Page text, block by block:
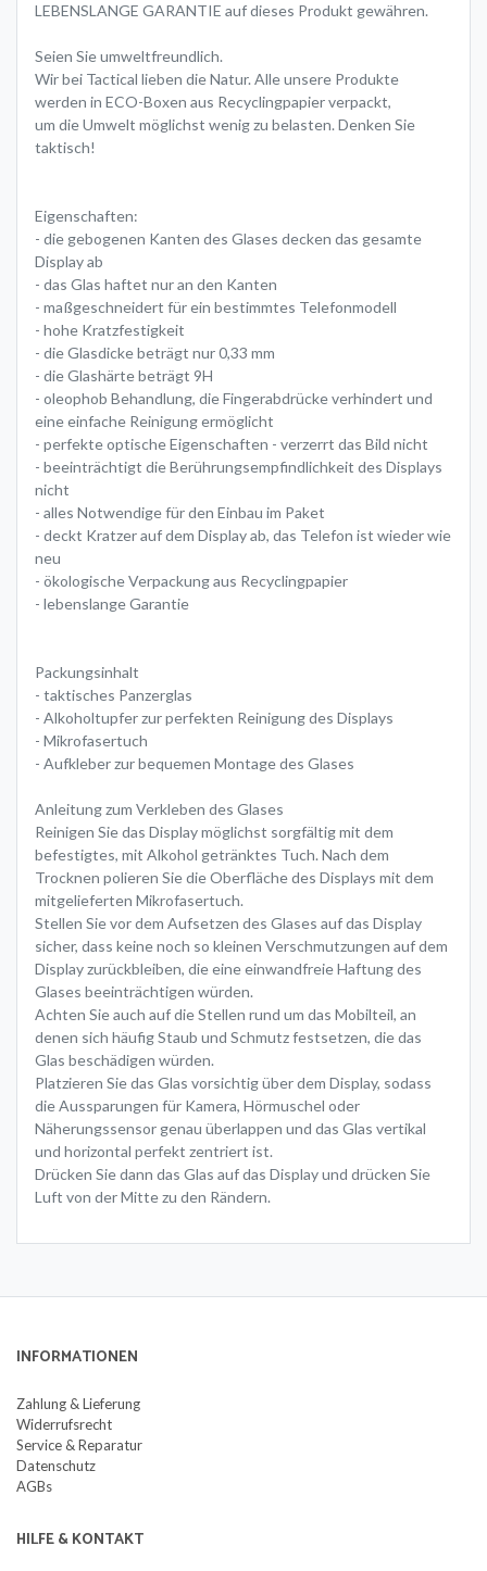
LEBENSLANGE GARANTIE auf dieses Produkt gewähren.
Seien Sie umweltfreundlich.
Wir bei Tactical lieben die Natur. Alle unsere Produkte
werden in ECO-Boxen aus Recyclingpapier verpackt,
um die Umwelt möglichst wenig zu belasten. Denken Sie
taktisch!
Eigenschaften:
- die gebogenen Kanten des Glases decken das gesamte
Display ab
- das Glas haftet nur an den Kanten
- maßgeschneidert für ein bestimmtes Telefonmodell
- hohe Kratzfestigkeit
- die Glasdicke beträgt nur 0,33 mm
- die Glashärte beträgt 9H
- oleophob Behandlung, die Fingerabdrücke verhindert und
eine einfache Reinigung ermöglicht
- perfekte optische Eigenschaften - verzerrt das Bild nicht
- beeinträchtigt die Berührungsempfindlichkeit des Displays
nicht
- alles Notwendige für den Einbau im Paket
- deckt Kratzer auf dem Display ab, das Telefon ist wieder wie
neu
- ökologische Verpackung aus Recyclingpapier
- lebenslange Garantie
Packungsinhalt
- taktisches Panzerglas
- Alkoholtupfer zur perfekten Reinigung des Displays
- Mikrofasertuch
- Aufkleber zur bequemen Montage des Glases
Anleitung zum Verkleben des Glases
Reinigen Sie das Display möglichst sorgfältig mit dem
befestigtes, mit Alkohol getränktes Tuch. Nach dem
Trocknen polieren Sie die Oberfläche des Displays mit dem
mitgelieferten Mikrofasertuch.
Stellen Sie vor dem Aufsetzen des Glases auf das Display
sicher, dass keine noch so kleinen Verschmutzungen auf dem
Display zurückbleiben, die eine einwandfreie Haftung des
Glases beeinträchtigen würden.
Achten Sie auch auf die Stellen rund um das Mobilteil, an
denen sich häufig Staub und Schmutz festsetzen, die das
Glas beschädigen würden.
Platzieren Sie das Glas vorsichtig über dem Display, sodass
die Aussparungen für Kamera, Hörmuschel oder
Näherungssensor genau überlappen und das Glas vertikal
und horizontal perfekt zentriert ist.
Drücken Sie dann das Glas auf das Display und drücken Sie
Luft von der Mitte zu den Rändern.
INFORMATIONEN
Zahlung & Lieferung
Widerrufsrecht
Service & Reparatur
Datenschutz
AGBs
HILFE & KONTAKT